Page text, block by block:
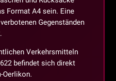
Format A4 sein. Eine
Gegenständen
Verkehrsmitteln
befindet sich direkt
Oerlikon.